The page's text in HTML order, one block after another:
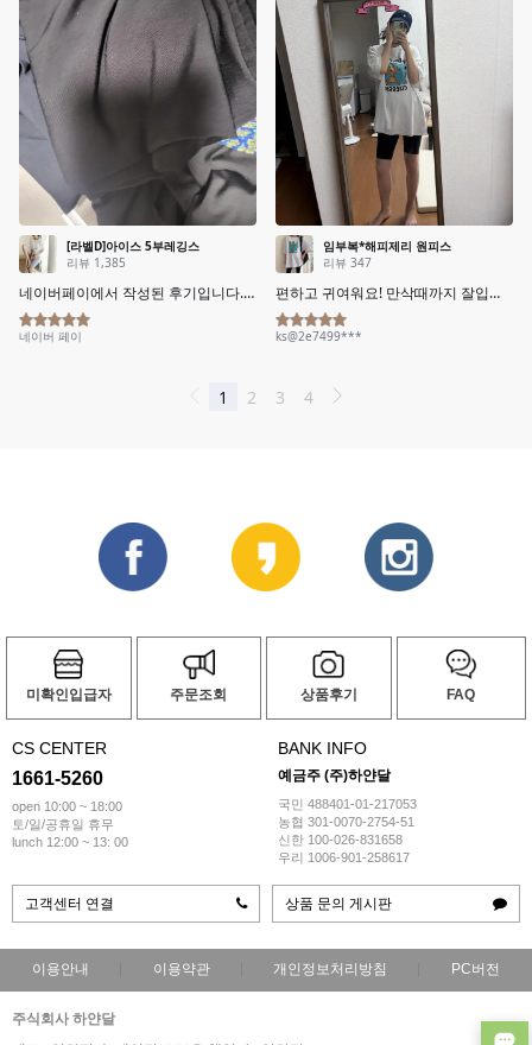
미확인입급자 주문조회 상품후기 FAQ
CS CENTER
1661-5260
open 10:00 ~ 18:00
토/일/공휴일 휴무
lunch 12:00 ~ 13: 00
BANK INFO
예금주 (주)하얀달
국민 488401-01-217053
농협 301-0070-2754-51
신한 100-026-831658
우리 1006-901-258617
고객센터 연결 상품 문의 게시판
이용안내 이용약관 개인정보처리방침 PC버전
주식회사 하얀달